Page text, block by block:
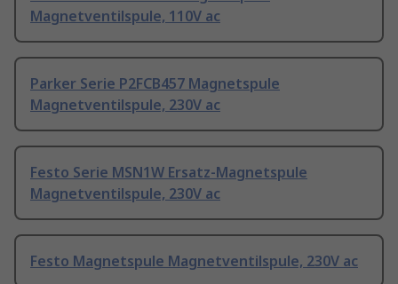
Magnetventilspule, 110V ac
Parker Serie P2FCB457 Magnetspule
Magnetventilspule, 230V ac
Festo Serie MSN1W Ersatz-Magnetspule
Magnetventilspule, 230V ac
Festo Magnetspule Magnetventilspule, 230V ac